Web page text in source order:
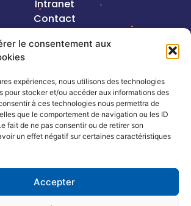
le consentement aux
expériences, nous utilisons des technologies
pour stocker et/ou accéder aux informations des
à ces technologies nous permettra de
que le comportement de navigation ou les ID
fait de ne pas consentir ou de retirer son
un effet négatif sur certaines caractéristiques
Accepter
Intranet
Contact
internet, Keole & Gazoline
Coordonnées
la République – 54320
66 66